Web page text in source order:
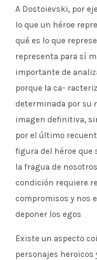
A Dostoievski, por
lo que un héroe
qué es lo que
representa para sí
importante de
porque la ca-
determinada por su
imagen definitiva,
por el último
figura del héroe que
la fragua de
condición requiere
compromisos y nos
deponer los egos
Existe un aspecto
personajes heroicos